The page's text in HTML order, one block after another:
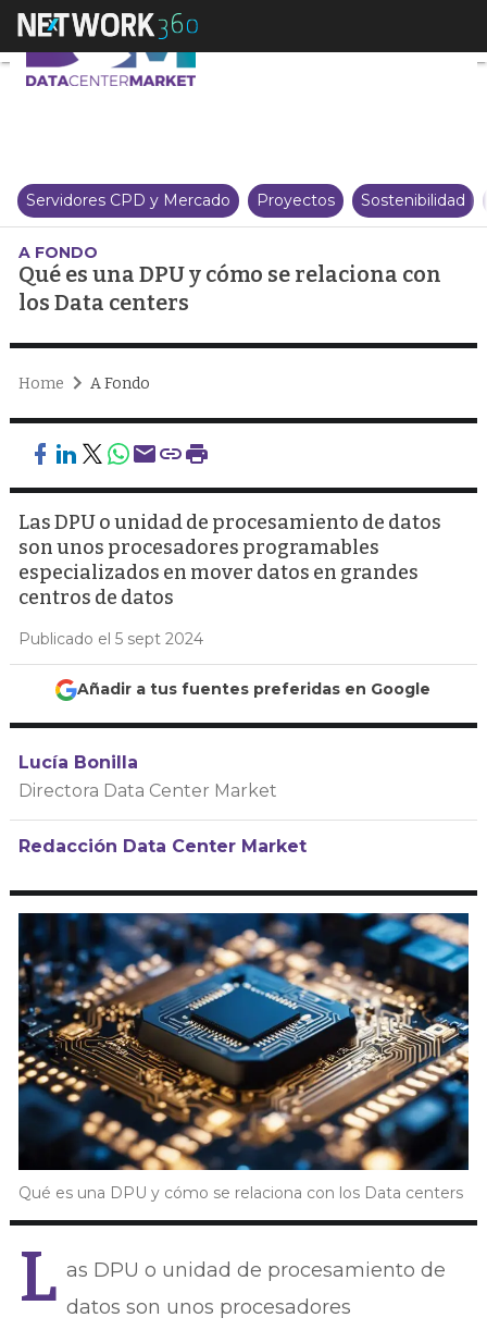
Qué es una DPU y cómo se
Servidores CPD y Mercado Proyectos Sostenibilidad
A FONDO
Qué es una DPU y cómo se relaciona con
los Data centers
Home A Fondo
Las DPU o unidad de procesamiento de datos
son unos procesadores programables
especializados en mover datos en grandes
centros de datos
Publicado el 5 sept 2024
Añadir a tus fuentes preferidas en Google
Lucía Bonilla
Directora Data Center Market
Redacción Data Center Market
Qué es una DPU y cómo se relaciona con los Data centers
L as DPU o unidad de procesamiento de
datos son unos procesadores